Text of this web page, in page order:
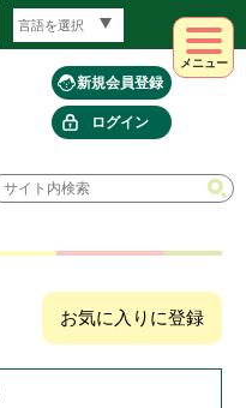
新規会員登録
ログイン
メニュー
お気に入りに登録